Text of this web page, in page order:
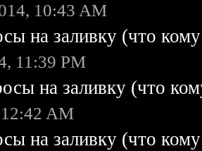
10:43 AM
на заливку (что
11:39 PM
на заливку (что
AM
на заливку (что